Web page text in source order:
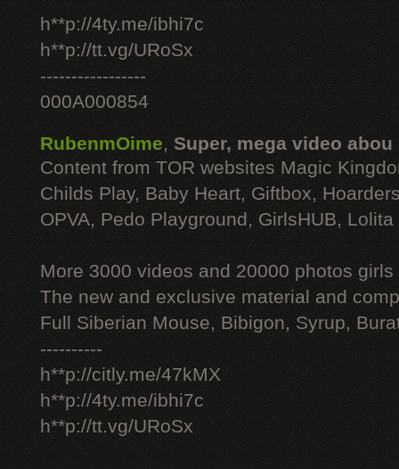
h**p://4ty.me/ibhi7c
h**p://tt.vg/URoSx
-----------------
000A000854
RubenmOime, Super, mega video abou
Content from TOR websites Magic
Childs Play, Baby Heart, Giftbox,
OPVA, Pedo Playground, GirlsHUB, Lolita
More 3000 videos and 20000 photos
The new and exclusive material and
Full Siberian Mouse, Bibigon, Syrup,
----------
h**p://citly.me/47kMX
h**p://4ty.me/ibhi7c
h**p://tt.vg/URoSx